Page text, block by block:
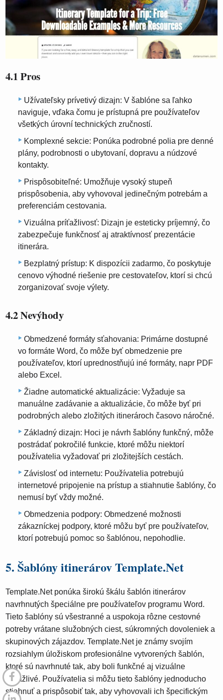
4.1 Pros
Užívateľsky prívetivý dizajn: V šablóne sa ľahko
naviguje, vďaka čomu je prístupná pre používateľov
všetkých úrovní technických zručností.
Komplexné sekcie: Ponúka podrobné polia pre denné
plány, podrobnosti o ubytovaní, dopravu a núdzové
kontakty.
Prispôsobiteľné: Umožňuje vysoký stupeň
prispôsobenia, aby vyhovoval jedinečným potrebám a
preferenciám cestovania.
Vizuálna príťažlivosť: Dizajn je esteticky príjemný, čo
zabezpečuje funkčnosť aj atraktívnosť prezentácie
itinerára.
Bezplatný prístup: K dispozícii zadarmo, čo poskytuje
cenovo výhodné riešenie pre cestovateľov, ktorí si chcú
zorganizovať svoje výlety.
4.2 Nevýhody
Obmedzené formáty sťahovania: Primárne dostupné
vo formáte Word, čo môže byť obmedzenie pre
používateľov, ktorí uprednostňujú iné formáty, napr PDF
alebo Excel.
Žiadne automatické aktualizácie: Vyžaduje sa
manuálne zadávanie a aktualizácie, čo môže byť pri
podrobných alebo zložitých itinerároch časovo náročné.
Základný dizajn: Hoci je návrh šablóny funkčný, môže
postrádať pokročilé funkcie, ktoré môžu niektorí
používatelia vyžadovať pri zložitejších cestách.
Závislosť od internetu: Používatelia potrebujú
internetové pripojenie na prístup a stiahnutie šablóny, čo
nemusí byť vždy možné.
Obmedzenia podpory: Obmedzené možnosti
zákazníckej podpory, ktoré môžu byť pre používateľov,
ktorí potrebujú pomoc so šablónou, nepohodlie.
5. Šablóny itinerárov Template.Net
Template.Net ponúka širokú škálu šablón itinerárov
navrhnutých špeciálne pre používateľov programu Word.
Tieto šablóny sú všestranné a uspokoja rôzne cestovné
potreby vrátane služobných ciest, súkromných dovoleniek a
skupinových zájazdov. Template.Net je známy svojím
rozsiahlym úložiskom profesionálne vytvorených šablón,
ktoré sú navrhnuté tak, aby boli funkčné aj vizuálne
príťažlivé. Používatelia si môžu tieto šablóny jednoducho
stiahnuť a prispôsobiť tak, aby vyhovovali ich špecifickým